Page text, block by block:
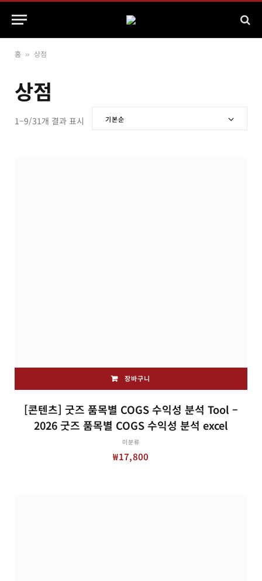
홈 » 상점
상점
1–9/31개 결과 표시 기본순
장바구니
[콘텐츠] 굿즈 품목별 COGS 수익성 분석 Tool –
2026 굿즈 품목별 COGS 수익성 분석 excel
미분류
₩17,800